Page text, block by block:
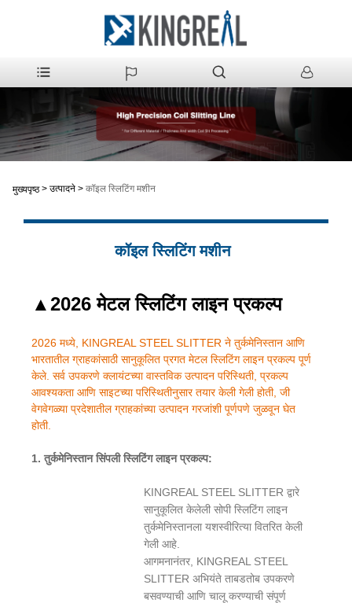
मुख्यपृष्ठ > उत्पादने > कॉइल स्लिटिंग मशीन
कॉइल स्लिटिंग मशीन
▲2026 मेटल स्लिटिंग लाइन प्रकल्प
2026 मध्ये, KINGREAL STEEL SLITTER ने तुर्कमेनिस्तान आणि
भारतातील ग्राहकांसाठी सानुकूलित प्रगत मेटल स्लिटिंग लाइन प्रकल्प पूर्ण
केले. सर्व उपकरणे क्लायंटच्या वास्तविक उत्पादन परिस्थिती, प्रकल्प
आवश्यकता आणि साइटच्या परिस्थितीनुसार तयार केली गेली होती, जी
वेगवेगळ्या प्रदेशातील ग्राहकांच्या उत्पादन गरजांशी पूर्णपणे जुळवून घेत
होती.
1. तुर्कमेनिस्तान सिंपली स्लिटिंग लाइन प्रकल्प:
KINGREAL STEEL SLITTER द्वारे
सानुकूलित केलेली सोपी स्लिटिंग लाइन
तुर्कमेनिस्तानला यशस्वीरित्या वितरित केली
गेली आहे.
आगमनानंतर, KINGREAL STEEL
SLITTER अभियंते ताबडतोब उपकरणे
बसवण्याची आणि चालू करण्याची संपूर्ण